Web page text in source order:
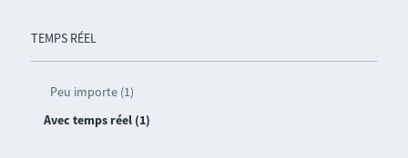
TEMPS RÉEL
Peu importe (1)
Avec temps réel (1)